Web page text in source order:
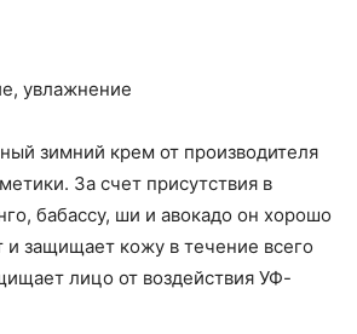
увлажнение
зимний крем от производителя
За счет присутствия в
бабассу, ши и авокадо он хорошо
и защищает кожу в течение всего
лицо от воздействия УФ-